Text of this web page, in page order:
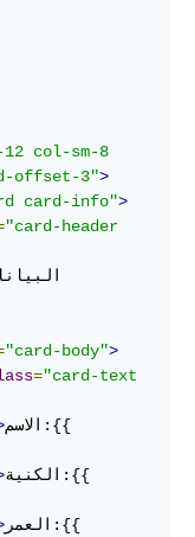
col-sm-8
offset-3">
card-info">
"card-header
"card-body">
="card-text
الاسم:{{
الكنية:{{
العمر:{{